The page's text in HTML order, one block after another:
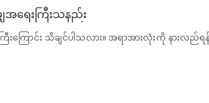
ရေးကြီးသနည်း
ြောင်း သိချင်ပါသလား။ အရာအားလုံးကို နားလည်